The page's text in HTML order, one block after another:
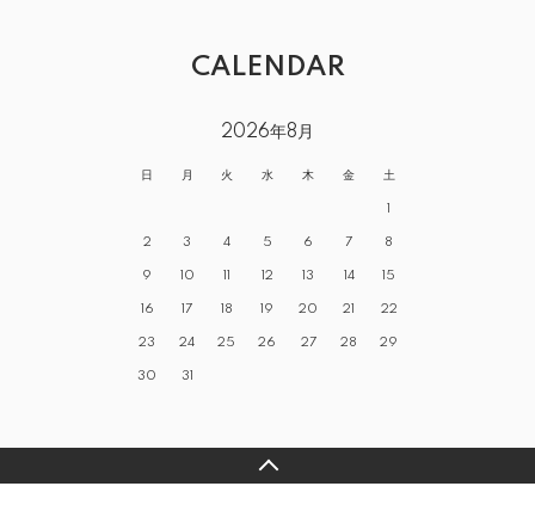
CALENDAR
2026年8月
日 月 火 水 木 金 土
1
2 3 4 5 6 7 8
9 10 11 12 13 14 15
16 17 18 19 20 21 22
23 24 25 26 27 28 29
30 31